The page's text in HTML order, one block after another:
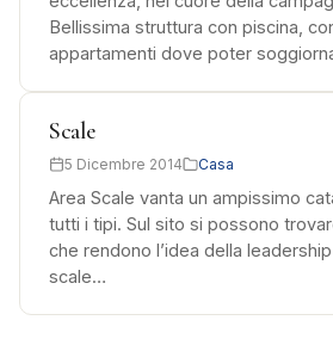
Bellissima struttura con piscina,
appartamenti dove poter
Scale
5 Dicembre 2014 Casa
Area Scale vanta un ampissimo
tutti i tipi. Sul sito si possono
che rendono l’idea della
scale…